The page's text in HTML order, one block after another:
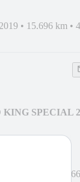
• 15.696 km •
KING SPECIAL